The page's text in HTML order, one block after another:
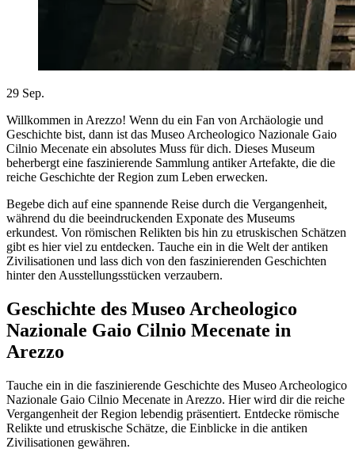
29 Sep.
Willkommen in Arezzo! Wenn du ein Fan von Archäologie und
Geschichte bist, dann ist das Museo Archeologico Nazionale Gaio
Cilnio Mecenate ein absolutes Muss für dich. Dieses Museum
beherbergt eine faszinierende Sammlung antiker Artefakte, die die
reiche Geschichte der Region zum Leben erwecken.
Begebe dich auf eine spannende Reise durch die Vergangenheit,
während du die beeindruckenden Exponate des Museums
erkundest. Von römischen Relikten bis hin zu etruskischen Schätzen
gibt es hier viel zu entdecken. Tauche ein in die Welt der antiken
Zivilisationen und lass dich von den faszinierenden Geschichten
hinter den Ausstellungsstücken verzaubern.
Geschichte des Museo Archeologico
Nazionale Gaio Cilnio Mecenate in
Arezzo
Tauche ein in die faszinierende Geschichte des Museo Archeologico
Nazionale Gaio Cilnio Mecenate in Arezzo. Hier wird dir die reiche
Vergangenheit der Region lebendig präsentiert. Entdecke römische
Relikte und etruskische Schätze, die Einblicke in die antiken
Zivilisationen gewähren.